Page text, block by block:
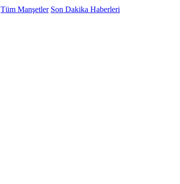
Tüm Manşetler Son Dakika Haberleri